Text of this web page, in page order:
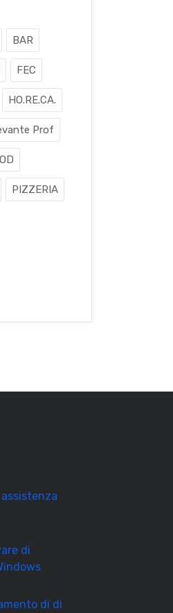
BAR
FEC
HO.RE.CA.
Prof
PIZZERIA
di
di di